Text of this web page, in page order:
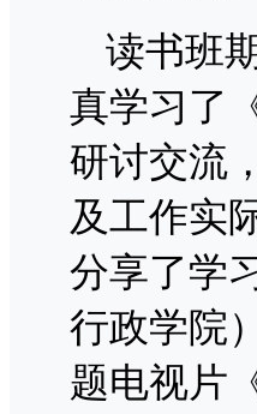
读书班
真学习了
研讨交流
及工作实
分享了学
行政学院
题电视片